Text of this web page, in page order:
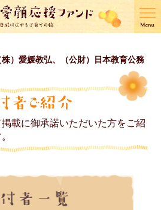
株）愛媛教弘、（公財）日本教育公務
載に御承諾いただいた方をご紹